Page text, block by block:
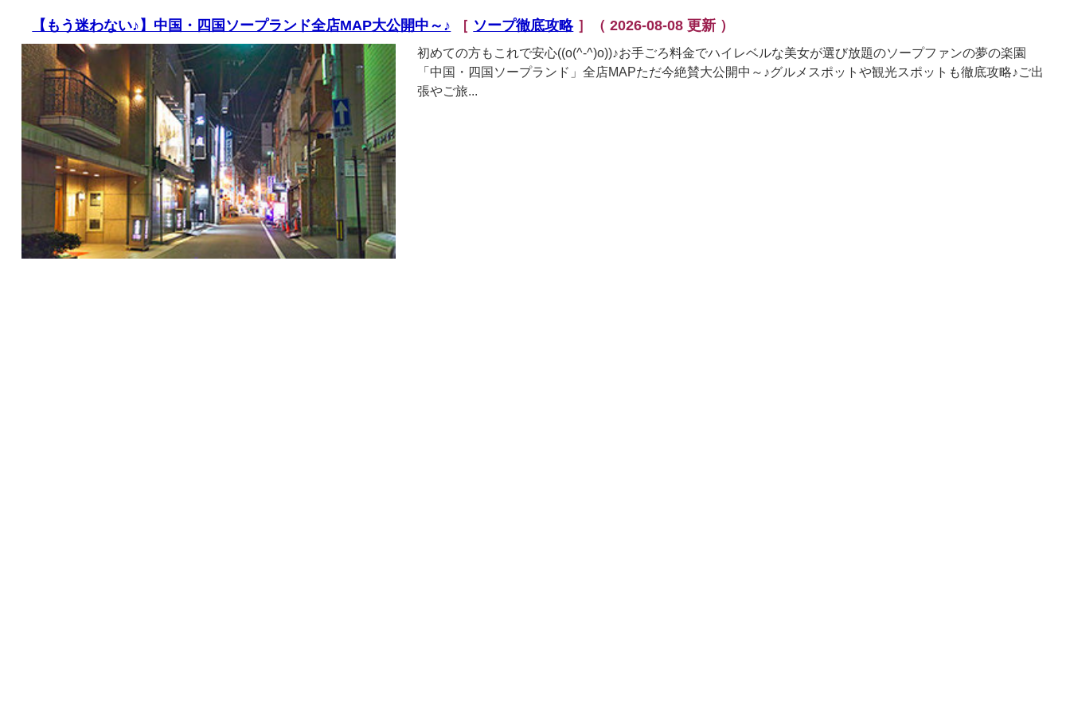
【もう迷わない♪】中国・四国ソープランド全店MAP大公開中～♪ ［ ソープ徹底攻略］ （ 2026-08-08 更新 ）
初めての方もこれで安心((o(^-^)o))♪お手ごろ料金でハイレベルな美女が選び放題のソープファンの夢の楽園
「中国・四国ソープランド」全店MAPただ今絶賛大公開中～♪グルメスポットや観光スポットも徹底攻略♪ご出
張やご旅...